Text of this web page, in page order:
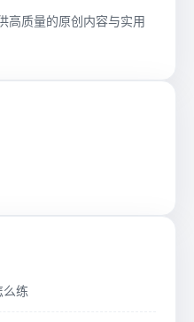
高质量的原创内容与实用
么练